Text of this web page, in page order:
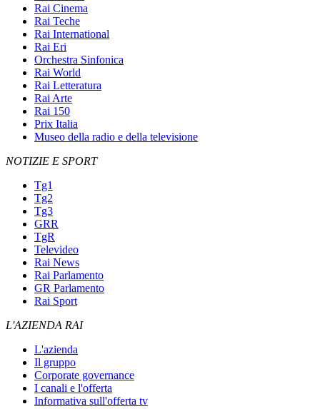
Rai Cinema
Rai Teche
Rai International
Rai Eri
Orchestra Sinfonica
Rai World
Rai Letteratura
Rai Arte
Rai 150
Prix Italia
Museo della radio e della televisione
NOTIZIE E SPORT
Tg1
Tg2
Tg3
GRR
TgR
Televideo
Rai News
Rai Parlamento
GR Parlamento
Rai Sport
L'AZIENDA RAI
L'azienda
Il gruppo
Corporate governance
I canali e l'offerta
Informativa sull'offerta tv